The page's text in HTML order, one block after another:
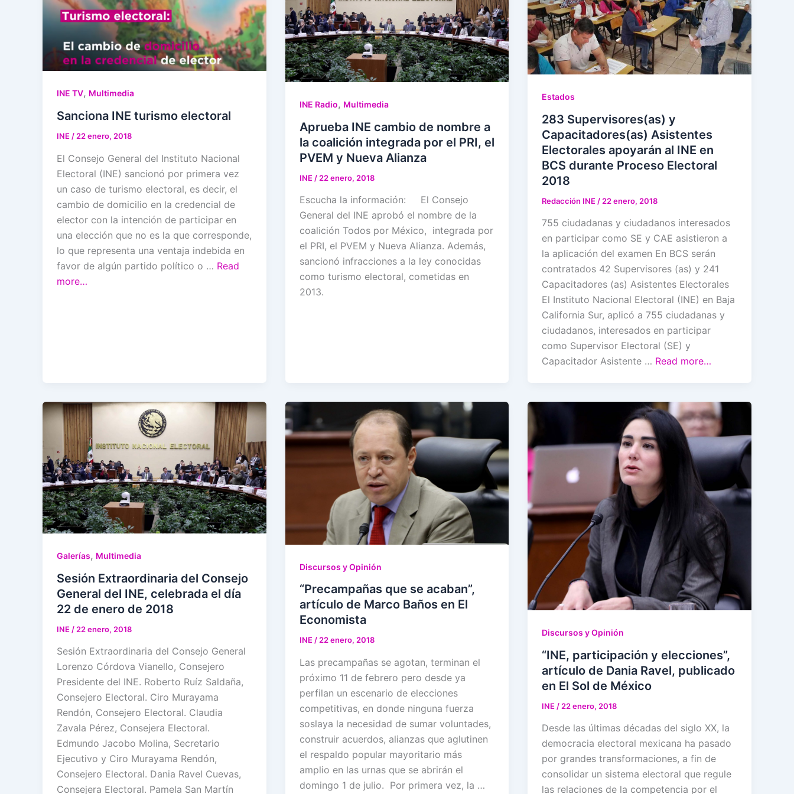
INE TV, Multimedia
Sanciona INE turismo electoral
INE/22 enero, 2018
El Consejo General del Instituto Nacional
Electoral (INE) sancionó por primera vez
un caso de turismo electoral, es decir, el
cambio de domicilio en la credencial de
elector con la intención de participar en
una elección que no es la que corresponde,
lo que representa una ventaja indebida en
favor de algún partido político o … Read
more…
INE Radio, Multimedia
Aprueba INE cambio de nombre a
la coalición integrada por el PRI, el
PVEM y Nueva Alianza
INE / 22 enero, 2018
Escucha la información: El Consejo
General del INE aprobó el nombre de la
coalición Todos por México, integrada por
el PRI, el PVEM y Nueva Alianza. Además,
sancionó infracciones a la ley conocidas
como turismo electoral, cometidas en
2013.
Estados
283 Supervisores(as) y
Capacitadores(as) Asistentes
Electorales apoyarán al INE en
BCS durante Proceso Electoral
2018
Redacción INE / 22 enero, 2018
755 ciudadanas y ciudadanos interesados
en participar como SE y CAE asistieron a
la aplicación del examen En BCS serán
contratados 42 Supervisores (as) y 241
Capacitadores (as) Asistentes Electorales
El Instituto Nacional Electoral (INE) en Baja
California Sur, aplicó a 755 ciudadanas y
ciudadanos, interesados en participar
como Supervisor Electoral (SE) y
Capacitador Asistente … Read more…
Galerías, Multimedia
Sesión Extraordinaria del Consejo
General del INE, celebrada el día
22 de enero de 2018
INE / 22 enero, 2018
Sesión Extraordinaria del Consejo General
Lorenzo Córdova Vianello, Consejero
Presidente del INE. Roberto Ruíz Saldaña,
Consejero Electoral. Ciro Murayama
Rendón, Consejero Electoral. Claudia
Zavala Pérez, Consejera Electoral.
Edmundo Jacobo Molina, Secretario
Ejecutivo y Ciro Murayama Rendón,
Consejero Electoral. Dania Ravel Cuevas,
Consejera Electoral. Pamela San Martín
Discursos y Opinión
“Precampañas que se acaban”,
artículo de Marco Baños en El
Economista
INE/22 enero, 2018
Las precampañas se agotan, terminan el
próximo 11 de febrero pero desde ya
perfilan un escenario de elecciones
competitivas, en donde ninguna fuerza
soslaya la necesidad de sumar voluntades,
construir acuerdos, alianzas que aglutinen
el respaldo popular mayoritario más
amplio en las urnas que se abrirán el
domingo 1 de julio. Por primera vez, la …
Discursos y Opinión
“INE, participación y elecciones”,
artículo de Dania Ravel, publicado
en El Sol de México
INE / 22 enero, 2018
Desde las últimas décadas del siglo XX, la
democracia electoral mexicana ha pasado
por grandes transformaciones, a fin de
consolidar un sistema electoral que regule
las relaciones de la competencia por el